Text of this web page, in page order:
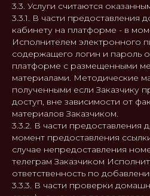
3.3. Услуги считаются
3.3.1. В части предоставления
кабинету на платформе - в
Исполнителем электронного
содержащего логин и пароль
платформе с размещенными
материалами. Методические
полученными если Заказчику
доступ, вне зависимости от
материалов Заказчиком.
3.3.2. В части предоставления
момент предоставления
случае непредоставления
телеграм Заказчиком
ответственность по
3.3.3. В части проверки